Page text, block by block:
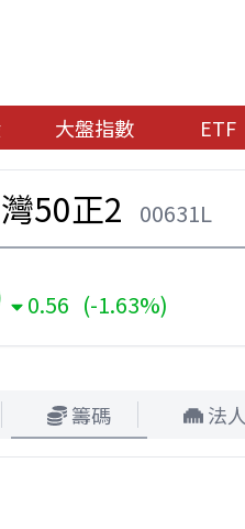
大盤指數 ETF
50正2 00631L
0.56 (-1.63%)
籌碼 法人